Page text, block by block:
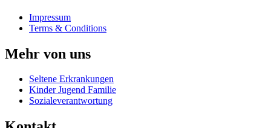
Impressum
Terms & Conditions
Mehr von uns
Seltene Erkrankungen
Kinder Jugend Familie
Sozialeverantwortung